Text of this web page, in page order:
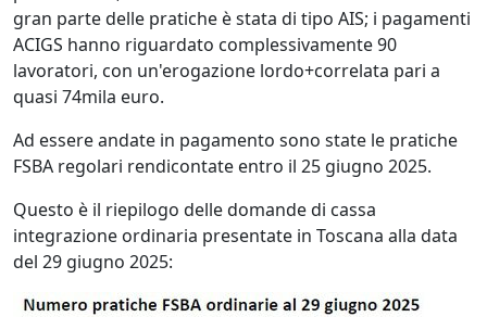
gran parte delle pratiche è stata di tipo AIS; i pagamenti
ACIGS hanno riguardato complessivamente 90
lavoratori, con un'erogazione lordo+correlata pari a
quasi 74mila euro.
Ad essere andate in pagamento sono state le pratiche
FSBA regolari rendicontate entro il 25 giugno 2025.
Questo è il riepilogo delle domande di cassa
integrazione ordinaria presentate in Toscana alla data
del 29 giugno 2025: